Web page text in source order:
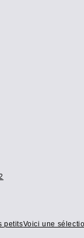
petitsVoici une